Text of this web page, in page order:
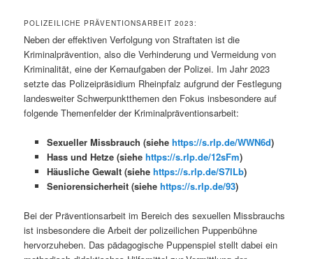
POLIZEILICHE PRÄVENTIONSARBEIT 2023:
Neben der effektiven Verfolgung von Straftaten ist die
Kriminalprävention, also die Verhinderung und Vermeidung von
Kriminalität, eine der Kernaufgaben der Polizei. Im Jahr 2023
setzte das Polizeipräsidium Rheinpfalz aufgrund der Festlegung
landesweiter Schwerpunktthemen den Fokus insbesondere auf
folgende Themenfelder der Kriminalpräventionsarbeit:
Sexueller Missbrauch (siehe https://s.rlp.de/WWN6d)
Hass und Hetze (siehe https://s.rlp.de/12sFm)
Häusliche Gewalt (siehe https://s.rlp.de/S7lLb)
Seniorensicherheit (siehe https://s.rlp.de/93)
Bei der Präventionsarbeit im Bereich des sexuellen Missbrauchs
ist insbesondere die Arbeit der polizeilichen Puppenbühne
hervorzuheben. Das pädagogische Puppenspiel stellt dabei ein